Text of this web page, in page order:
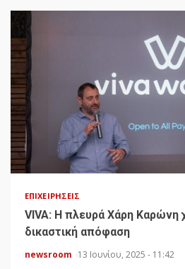
ΕΠΙΧΕΙΡΉΣΕΙΣ
VIVA: Η πλευρά Χάρη Καρώνη
δικαστική απόφαση
newsroom 13 Ιουνίου, 2025 - 11:42